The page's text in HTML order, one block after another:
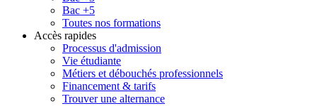
Bac +5
Toutes nos formations
Accès rapides
Processus d'admission
Vie étudiante
Métiers et débouchés professionnels
Financement & tarifs
Trouver une alternance